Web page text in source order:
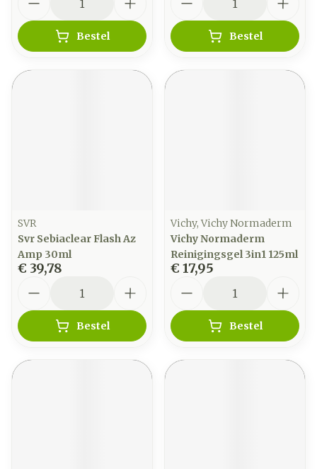
Bestel Bestel
SVR
Svr Sebiaclear Flash Az
Amp 30ml
€ 39,78
Bestel
Vichy, Vichy Normaderm
Vichy Normaderm
Reinigingsgel 3in1 125ml
€ 17,95
Bestel